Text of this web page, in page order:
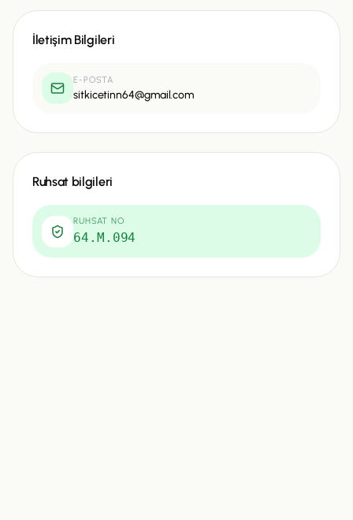
İletişim Bilgileri
E-POSTA
sitkicetinn64@gmail.com
Ruhsat bilgileri
RUHSAT NO
64.M.094